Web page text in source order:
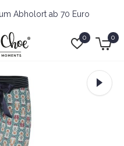
0 0
Abholort ab 70 Euro